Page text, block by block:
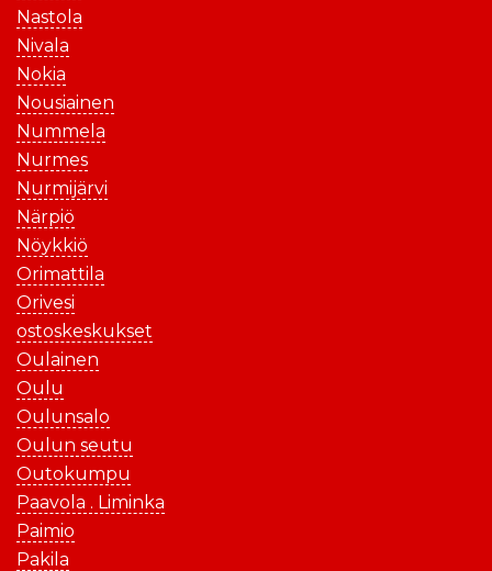
Nastola
Nivala
Nokia
Nousiainen
Nummela
Nurmes
Nurmijärvi
Närpiö
Nöykkiö
Orimattila
Orivesi
ostoskeskukset
Oulainen
Oulu
Oulunsalo
Oulun seutu
Outokumpu
Paavola . Liminka
Paimio
Pakila